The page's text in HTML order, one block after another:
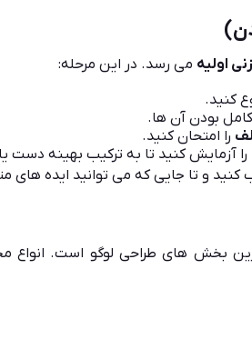
اولیه می رسد. در این مرحله:
کنید.
کامل بودن آن ها.
را امتحان کنید.
را آزمایش کنید تا به ترکیب بهینه دست
کنید و تا جایی که می توانید ایده های
بخش های طراحی لوگو است. انواع